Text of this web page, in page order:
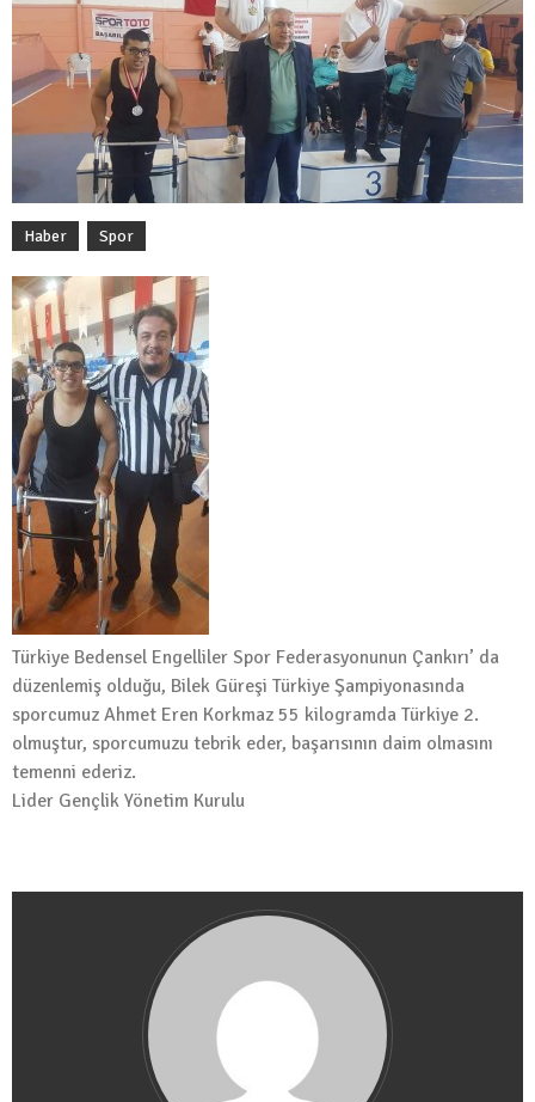
Tebrikler, Koca Yürekli Ahmet…
30 Temmuz 2021
/ Haber
Yaz Okulumuz Başladı…
27 Temmuz 2021
Genel/Haber
TEBRİKLER…
18 Temmuz 2021
Genel/ Haber
YAZ OKULUMUZ BAŞLIYOR !!!
9 Temmuz 2021
Etkinlik /Haber/Spor
Doruklardaki Nefes…
20 Haziran 2021
Etkinlik /Genel/ Haber
Kahramanlık Kanımızda Var !
3 Mayıs 2021
Haber
“ÇANAKKALE RUHUNU GELECEĞE
TAŞIMAK”
17 Mart 2021
LİDER GENÇLİK SÖYLEŞİLERİ
6 Şubat 2021
Haber Spor
Türkiye Bedensel Engelliler Spor Federasyonunun Çankırı’ da
düzenlemiş olduğu, Bilek Güreşi Türkiye Şampiyonasında
sporcumuz Ahmet Eren Korkmaz 55 kilogramda Türkiye 2.
olmuştur, sporcumuzu tebrik eder, başarısının daim olmasını
temenni ederiz.
Lider Gençlik Yönetim Kurulu